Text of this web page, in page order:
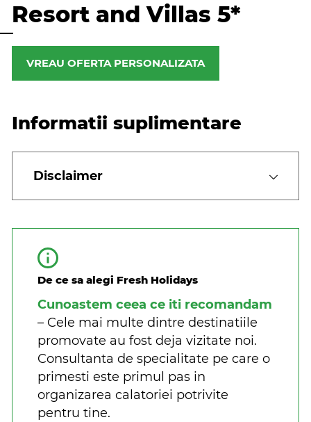
Resort and Villas 5*
VREAU OFERTA PERSONALIZATA
Informatii suplimentare
Disclaimer
De ce sa alegi Fresh Holidays
Cunoastem ceea ce iti recomandam
– Cele mai multe dintre destinatiile
promovate au fost deja vizitate noi.
Consultanta de specialitate pe care o
primesti este primul pas in
organizarea calatoriei potrivite
pentru tine.